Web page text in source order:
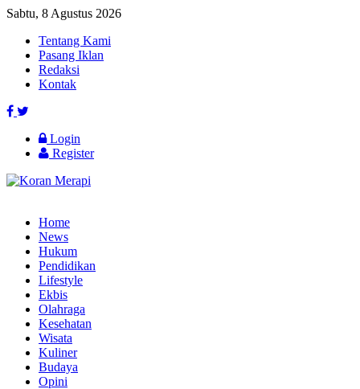
Sabtu, 8 Agustus 2026
Tentang Kami
Pasang Iklan
Redaksi
Kontak
Login
Register
Home
News
Hukum
Pendidikan
Lifestyle
Ekbis
Olahraga
Kesehatan
Wisata
Kuliner
Budaya
Opini